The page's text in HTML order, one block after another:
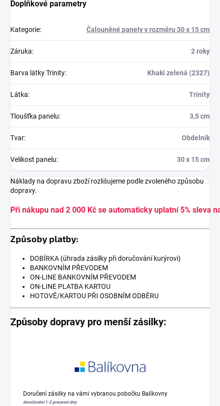
Doplňkové parametry
Kategorie: Čalouněné panely v rozměru 30 x 15 cm
Záruka: 2 roky
Barva látky Trinity: Khaki zelená (2327)
Látka: Trinity
Tloušťka panelu: 3,5 cm
Tvar: Obdelník
Velikost panelu: 30 x 15 cm
Náklady na dopravu zboží rozlišujeme podle zvoleného způsobu
dopravy.
Při nákupu nad 2 000 Kč se automaticky uplatní 5% sleva
Způsoby platby:
DOBÍRKA (úhrada zásilky při doručování kurýrovi)
BANKOVNÍM PŘEVODEM
ON-LINE BANKOVNÍM PŘEVODEM
ON-LINE PLATBA KARTOU
HOTOVĚ/KARTOU PŘI OSOBNÍM ODBĚRU
Způsoby dopravy pro menší zásilky:
Doručení zásilky na vámi vybranou pobočku Balíkovny
doručování 1-2 pracovní dny